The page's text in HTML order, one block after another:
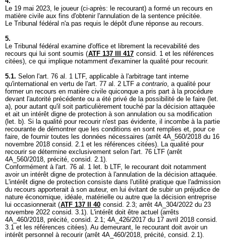
Le 19 mai 2023, le joueur (ci-après: le recourant) a formé un recours en
matière civile aux fins d'obtenir l'annulation de la sentence précitée.
Le Tribunal fédéral n'a pas requis le dépôt d'une réponse au recours.
5.
Le Tribunal fédéral examine d'office et librement la recevabilité des
recours qui lui sont soumis (ATF 137 III 417 consid. 1 et les références
citées), ce qui implique notamment d'examiner la qualité pour recourir.
5.1. Selon l'art. 76 al. 1 LTF, applicable à l'arbitrage tant interne
qu'international en vertu de l'art. 77 al. 2 LTF a contrario, a qualité pour
former un recours en matière civile quiconque a pris part à la procédure
devant l'autorité précédente ou a été privé de la possibilité de le faire (let.
a), pour autant qu'il soit particulièrement touché par la décision attaquée
et ait un intérêt digne de protection à son annulation ou sa modification
(let. b). Si la qualité pour recourir n'est pas évidente, il incombe à la partie
recourante de démontrer que les conditions en sont remplies et, pour ce
faire, de fournir toutes les données nécessaires (arrêt 4A_560/2018 du 16
novembre 2018 consid. 2.1 et les références citées). La qualité pour
recourir se détermine exclusivement selon l'art. 76 LTF (arrêt
4A_560/2018, précité, consid. 2.1).
Conformément à l'art. 76 al. 1 let. b LTF, le recourant doit notamment
avoir un intérêt digne de protection à l'annulation de la décision attaquée.
L'intérêt digne de protection consiste dans l'utilité pratique que l'admission
du recours apporterait à son auteur, en lui évitant de subir un préjudice de
nature économique, idéale, matérielle ou autre que la décision entreprise
lui occasionnerait (ATF 137 II 40 consid. 2.3; arrêt 4A_304/2022 du 23
novembre 2022 consid. 3.1). L'intérêt doit être actuel (arrêts
4A_460/2018, précité, consid. 2.1; 4A_426/2017 du 17 avril 2018 consid.
3.1 et les références citées). Au demeurant, le recourant doit avoir un
intérêt personnel à recourir (arrêt 4A_460/2018, précité, consid. 2.1).